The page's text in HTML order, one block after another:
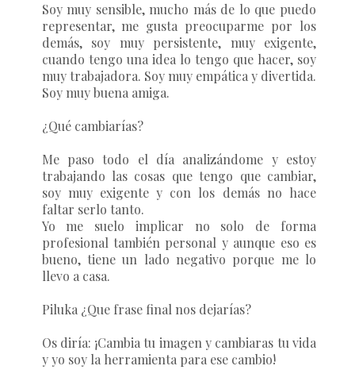
Soy muy sensible, mucho más de lo que puedo
representar, me gusta preocuparme por los
demás, soy muy persistente, muy exigente,
cuando tengo una idea lo tengo que hacer, soy
muy trabajadora. Soy muy empática y divertida.
Soy muy buena amiga.
¿Qué cambiarías?
Me paso todo el día analizándome y estoy
trabajando las cosas que tengo que cambiar,
soy muy exigente y con los demás no hace
faltar serlo tanto.
Yo me suelo implicar no solo de forma
profesional también personal y aunque eso es
bueno, tiene un lado negativo porque me lo
llevo a casa.
Piluka ¿Que frase final nos dejarías?
Os diría: ¡Cambia tu imagen y cambiaras tu vida
y yo soy la herramienta para ese cambio!